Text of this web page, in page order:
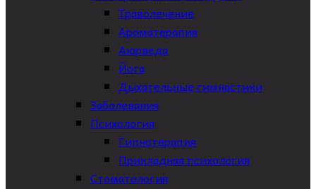
Траволечение
Ароматерапия
Аюрведа
Йога
Дыхательные гимнастики
Заболевания
Психология
Гипнотерапия
Прикладная психология
Стоматология